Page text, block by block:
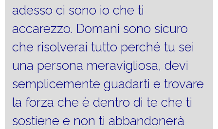
adesso ci sono io che ti
accarezzo. Domani sono sicuro
che risolverai tutto perché tu sei
una persona meravigliosa, devi
semplicemente guadarti e trovare
la forza che è dentro di te che ti
sostiene e non ti abbandonerà